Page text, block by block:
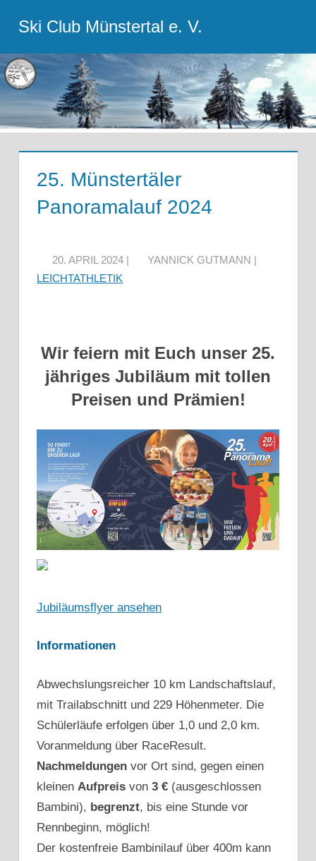
Inhalt
springen
Ski Club Münstertal e. V.
25. Münstertäler
Panoramalauf 2024
20. APRIL 2024 |
YANNICK GUTMANN |
LEICHTATHLETIK
Wir feiern mit Euch unser 25.
jähriges Jubiläum mit tollen
Preisen und Prämien!
Jubiläumsflyer ansehen
Informationen
Abwechslungsreicher 10 km Landschaftslauf,
mit Trailabschnitt und 229 Höhenmeter. Die
Schülerläufe erfolgen über 1,0 und 2,0 km.
Voranmeldung über RaceResult.
Nachmeldungen vor Ort sind, gegen einen
kleinen Aufpreis von 3 € (ausgeschlossen
Bambini), begrenzt, bis eine Stunde vor
Rennbeginn, möglich!
Der kostenfreie Bambinilauf über 400m kann